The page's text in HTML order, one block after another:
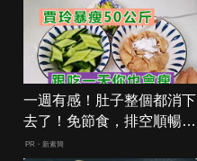
一週有感！肚子整個都消下
去了！免節食，排空順暢就
夠
PR・新素簡